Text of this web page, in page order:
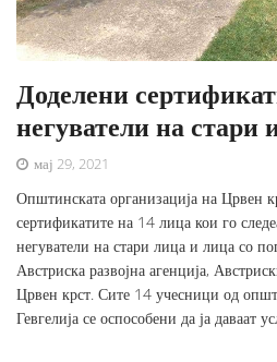
Доделени
негуватели на стари
мај 29, 2021
Општинската организација на Црвен
сертификатите на 14 лица кои го
негуватели на стари лица и лица со
Австриска развојна агенција,
Црвен крст. Сите 14 учесници од
Гевгелија се оспособени да ја даваат